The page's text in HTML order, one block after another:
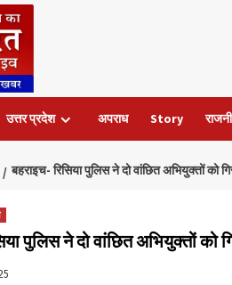
उत्तर प्रदेश अपराध Story
बहराइच- रिसिया पुलिस ने दो वांछित अभियुक्तों को
पुलिस ने दो वांछित अभियुक्तों